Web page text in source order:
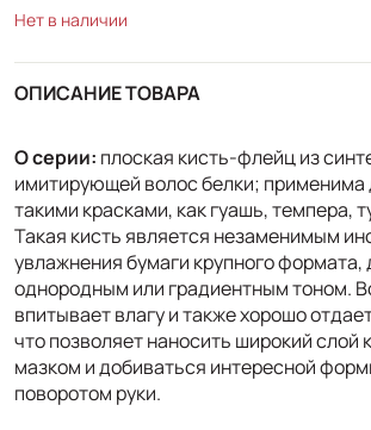
Нет в наличии
ОПИСАНИЕ ТОВАРА
О серии: плоская кисть-флейц из
имитирующей волос белки; применима
такими красками, как гуашь, темпера,
Такая кисть является незаменимым
увлажнения бумаги крупного формата,
однородным или градиентным тоном.
впитывает влагу и также хорошо
что позволяет наносить широкий слой
мазком и добиваться интересной
поворотом руки.